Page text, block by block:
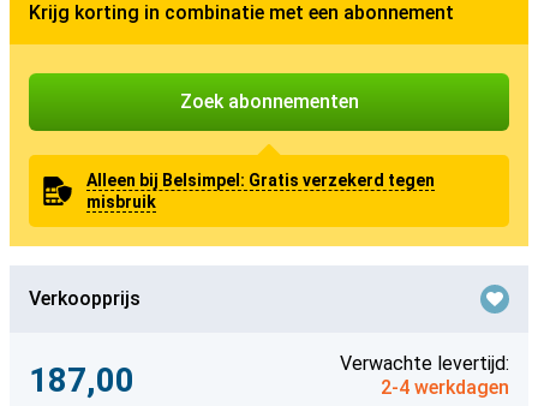
Krijg korting in combinatie met een abonnement
Zoek abonnementen
Alleen bij Belsimpel: Gratis verzekerd tegen
misbruik
Verkoopprijs
187,00
Verwachte levertijd:
2-4 werkdagen